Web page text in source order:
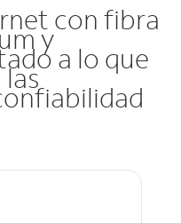
con fibra
y
a lo que